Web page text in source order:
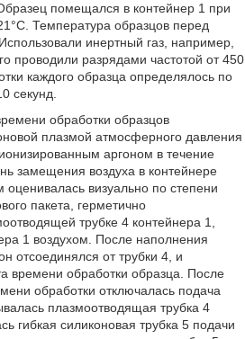
помещался в контейнер 1 при
Температура образцов перед
инертный газ, например,
проводили разрядами частотой от 450
каждого образца определялось по
секунд.
обработки образцов
плазмой атмосферного давления
аргоном в течение
замещения воздуха в контейнере
визуально по степени
пакета, герметично
трубке 4 контейнера 1,
1 воздухом. После наполнения
отсоединялся от трубки 4, и
времени обработки образца. После
обработки отключалась подача
плазмоотводящая трубка 4
гибкая силиконовая трубка 5 подачи